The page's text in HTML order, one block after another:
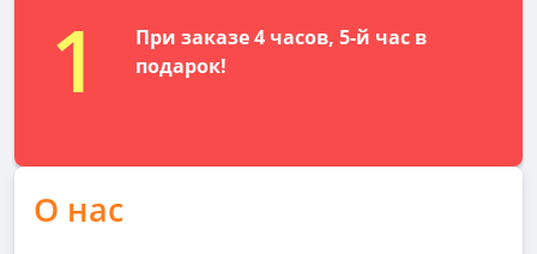
1
При заказе 4 часов, 5-й час в
подарок!
О нас